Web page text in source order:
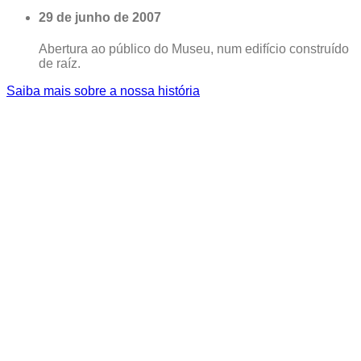
29 de junho de 2007
Abertura ao público do Museu, num edifício construído
de raíz.
Saiba mais sobre a nossa história